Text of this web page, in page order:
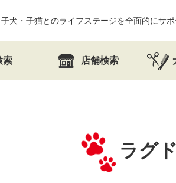
子犬・子猫とのライフステージを全面的にサポ
索 店舗検索
ラグ